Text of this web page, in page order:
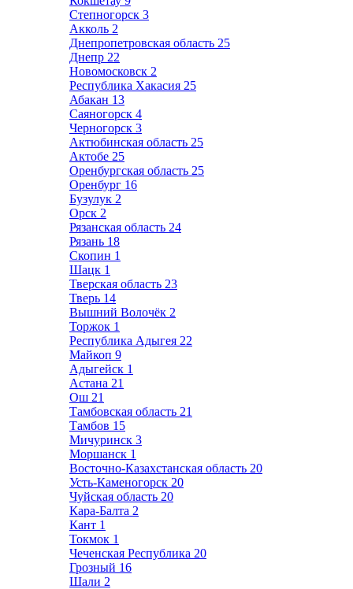
Степногорск 3
Акколь 2
Днепропетровская область 25
Днепр 22
Новомосковск 2
Республика Хакасия 25
Абакан 13
Саяногорск 4
Черногорск 3
Актюбинская область 25
Актобе 25
Оренбургская область 25
Оренбург 16
Бузулук 2
Орск 2
Рязанская область 24
Рязань 18
Скопин 1
Шацк 1
Тверская область 23
Тверь 14
Вышний Волочёк 2
Торжок 1
Республика Адыгея 22
Майкоп 9
Адыгейск 1
Астана 21
Ош 21
Тамбовская область 21
Тамбов 15
Мичуринск 3
Моршанск 1
Восточно-Казахстанская область 20
Усть-Каменогорск 20
Чуйская область 20
Кара-Балта 2
Кант 1
Токмок 1
Чеченская Республика 20
Грозный 16
Шали 2